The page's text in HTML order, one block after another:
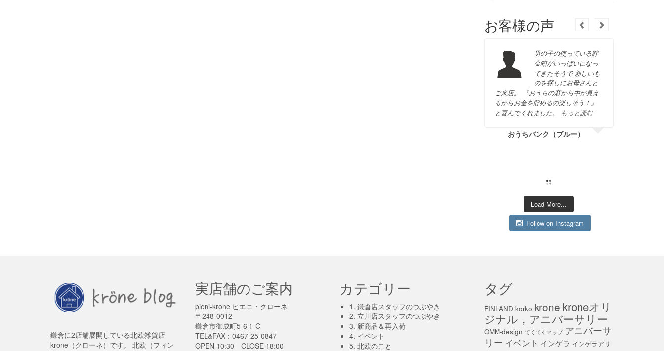
お客様の声
男の子の使っている貯
金箱がいっぱいになっ
てきたそうで 新しいも
のを探しにお母さんと
ご来店。 『おうちの窓から中が見え
るからお金を貯めるの楽しそう！』
と喜んでくれました。
もっと読む
おうちバンク（ブルー）
Load More...
Follow on Instagram
鎌倉に2店舗展開している北欧雑貨店
krone（クローネ）です。 北欧（フィン
実店舗のご案内
pieni-krone ピエニ・クローネ
〒248-0012
鎌倉市御成町5-6 1-C
TEL&FAX：0467-25-0847
OPEN 10:30 CLOSE 18:00
カテゴリー
1. 鎌倉店スタッフのつぶやき
2. 立川店スタッフのつぶやき
3. 新商品＆再入荷
4. イベント
5. 北欧のこと
タグ
FINLAND korko krone kroneオリ
ジナル，アニバーサリー
OMM-design てくてくマップ アニバーサ
リー イベント インゲラ インゲラアリ